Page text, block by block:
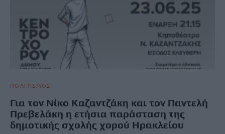
ΠΟΛΙΤΙΣΜΟΣ
Για τον Νίκο Καζαντζάκη και τον Παντελή
Πρεβελάκη η ετήσια παράσταση της
δημοτικής σχολής χορού Ηρακλείου